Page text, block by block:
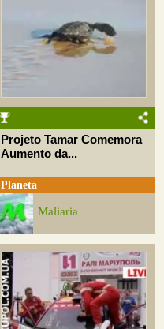
Projeto Tamar Comemora
Aumento da...
Planeta
Maliaria